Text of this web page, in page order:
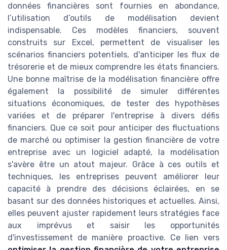
données financières sont fournies en abondance,
l’utilisation d’outils de modélisation devient
indispensable. Ces modèles financiers, souvent
construits sur Excel, permettent de visualiser les
scénarios financiers potentiels, d'anticiper les flux de
trésorerie et de mieux comprendre les états financiers.
Une bonne maîtrise de la modélisation financière offre
également la possibilité de simuler différentes
situations économiques, de tester des hypothèses
variées et de préparer l'entreprise à divers défis
financiers. Que ce soit pour anticiper des fluctuations
de marché ou optimiser la gestion financière de votre
entreprise avec un logiciel adapté, la modélisation
s'avère être un atout majeur. Grâce à ces outils et
techniques, les entreprises peuvent améliorer leur
capacité à prendre des décisions éclairées, en se
basant sur des données historiques et actuelles. Ainsi,
elles peuvent ajuster rapidement leurs stratégies face
aux imprévus et saisir les opportunités
d'investissement de manière proactive. Ce lien vers